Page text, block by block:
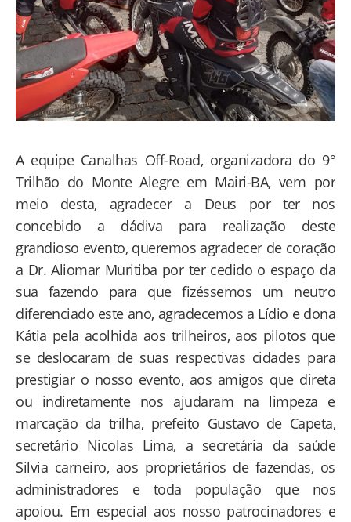
A equipe Canalhas Off-Road, organizadora do 9°
Trilhão do Monte Alegre em Mairi-BA, vem por
meio desta, agradecer a Deus por ter nos
concebido a dádiva para realização deste
grandioso evento, queremos agradecer de coração
a Dr. Aliomar Muritiba por ter cedido o espaço da
sua fazendo para que fizéssemos um neutro
diferenciado este ano, agradecemos a Lídio e dona
Kátia pela acolhida aos trilheiros, aos pilotos que
se deslocaram de suas respectivas cidades para
prestigiar o nosso evento, aos amigos que direta
ou indiretamente nos ajudaram na limpeza e
marcação da trilha, prefeito Gustavo de Capeta,
secretário Nicolas Lima, a secretária da saúde
Silvia carneiro, aos proprietários de fazendas, os
administradores e toda população que nos
apoiou. Em especial aos nosso patrocinadores e